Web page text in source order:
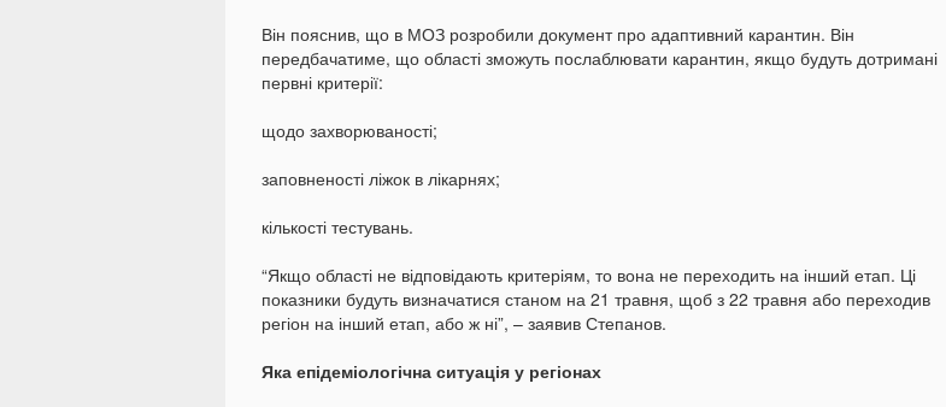
Він пояснив, що в МОЗ розробили документ про адаптивний карантин. Він
передбачатиме, що області зможуть послаблювати карантин, якщо будуть дотримані
первні критерії:
щодо захворюваності;
заповненості ліжок в лікарнях;
кількості тестувань.
“Якщо області не відповідають критеріям, то вона не переходить на інший етап. Ці
показники будуть визначатися станом на 21 травня, щоб з 22 травня або переходив
регіон на інший етап, або ж ні”, – заявив Степанов.
Яка епідеміологічна ситуація у регіонах